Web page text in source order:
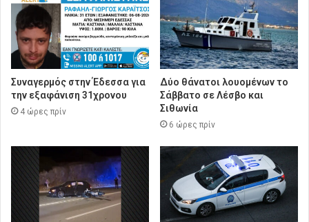
Συναγερμός στην Έδεσσα για
την εξαφάνιση 31χρονου
4 ώρες πρίν
Δύο θάνατοι λουομένων το
Σάββατο σε Λέσβο και
Σιθωνία
6 ώρες πρίν